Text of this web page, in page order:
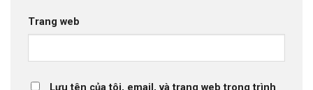
Trang web
Lưu tên của tôi, email, và trang web trong trình